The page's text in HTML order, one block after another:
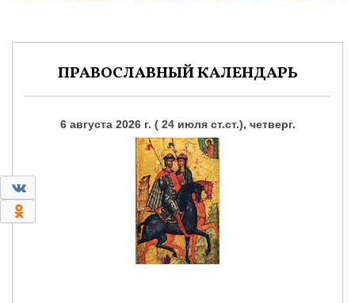
ПРАВОСЛАВНЫЙ КАЛЕНДАРЬ
6 августа 2026 г. ( 24 июля ст.ст.), четверг.